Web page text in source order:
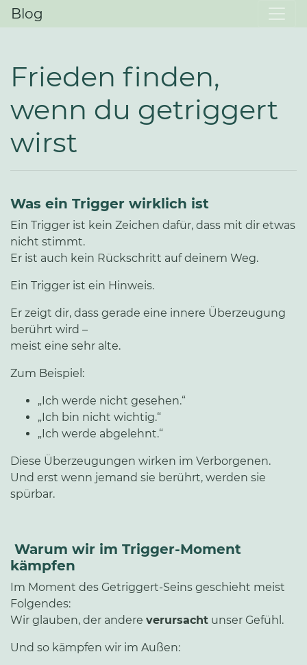
Blog
Frieden finden,
wenn du getriggert
wirst
Was ein Trigger wirklich ist
Ein Trigger ist kein Zeichen dafür, dass mit dir etwas
nicht stimmt.
Er ist auch kein Rückschritt auf deinem Weg.
Ein Trigger ist ein Hinweis.
Er zeigt dir, dass gerade eine innere Überzeugung
berührt wird –
meist eine sehr alte.
Zum Beispiel:
„Ich werde nicht gesehen.“
„Ich bin nicht wichtig.“
„Ich werde abgelehnt.“
Diese Überzeugungen wirken im Verborgenen.
Und erst wenn jemand sie berührt, werden sie
spürbar.
Warum wir im Trigger-Moment
kämpfen
Im Moment des Getriggert-Seins geschieht meist
Folgendes:
Wir glauben, der andere verursacht unser Gefühl.
Und so kämpfen wir im Außen: